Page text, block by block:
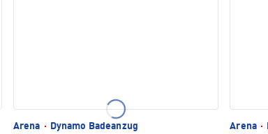
Arena ·
Dynamo Badeanzug
Arena ·